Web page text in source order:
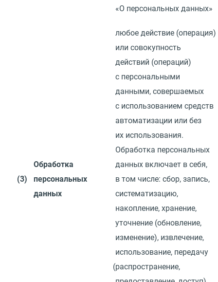
«О персональных данных»
(3)
Обработка
персональных
данных
любое действие (операция)
или совокупность
действий (операций)
с персональными
данными, совершаемых
с использованием средств
автоматизации или без
их использования.
Обработка персональных
данных включает в себя,
в том числе: сбор, запись,
систематизацию,
накопление, хранение,
уточнение (обновление,
изменение), извлечение,
использование, передачу
(распространение,